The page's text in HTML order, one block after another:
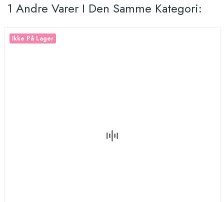
1 Andre Varer I Den Samme Kategori:
Ikke På Lager